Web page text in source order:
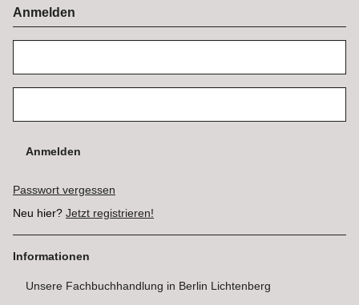
Anmelden
Anmelden
Passwort vergessen
Neu hier? Jetzt registrieren!
Informationen
Unsere Fachbuchhandlung in Berlin Lichtenberg